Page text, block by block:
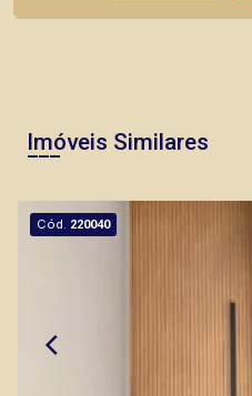
Imóveis Similares
Cód. 220040